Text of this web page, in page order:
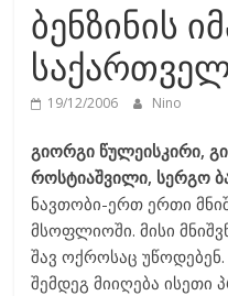
ბენზინის
19/12/2006 Nino
გიორგი წულეისკირი,
როსტიაშვილი, სერგო
ნავთობი-ერთ ერთი
მსოფლიოში. მისი
შავ ოქროსაც უწოდებენ.
შემდეგ მიიღება